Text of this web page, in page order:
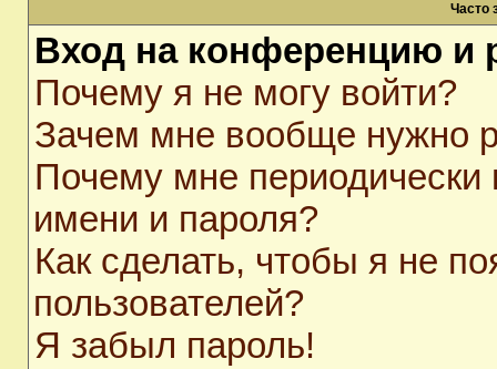
Часто
Вход на конференцию и
Почему я не могу войти?
Зачем мне вообще нужно
Почему мне периодически
имени и пароля?
Как сделать, чтобы я не
пользователей?
Я забыл пароль!